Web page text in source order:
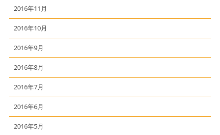
2016年11月
2016年10月
2016年9月
2016年8月
2016年7月
2016年6月
2016年5月